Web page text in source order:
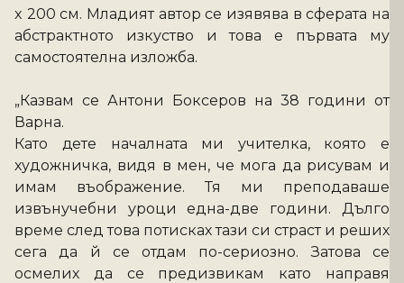
x 200 см. Младият автор се изявява в сферата на
абстрактното изкуство и това е първата му
самостоятелна изложба.
„Казвам се Антони Боксеров на 38 години от
Варна.
Като дете началната ми учителка, която е
художничка, видя в мен, че мога да рисувам и
имам въображение. Тя ми преподаваше
извънучебни уроци една-две години. Дълго
време след това потисках тази си страст и реших
сега да й се отдам по-сериозно. Затова се
осмелих да се предизвикам като направя